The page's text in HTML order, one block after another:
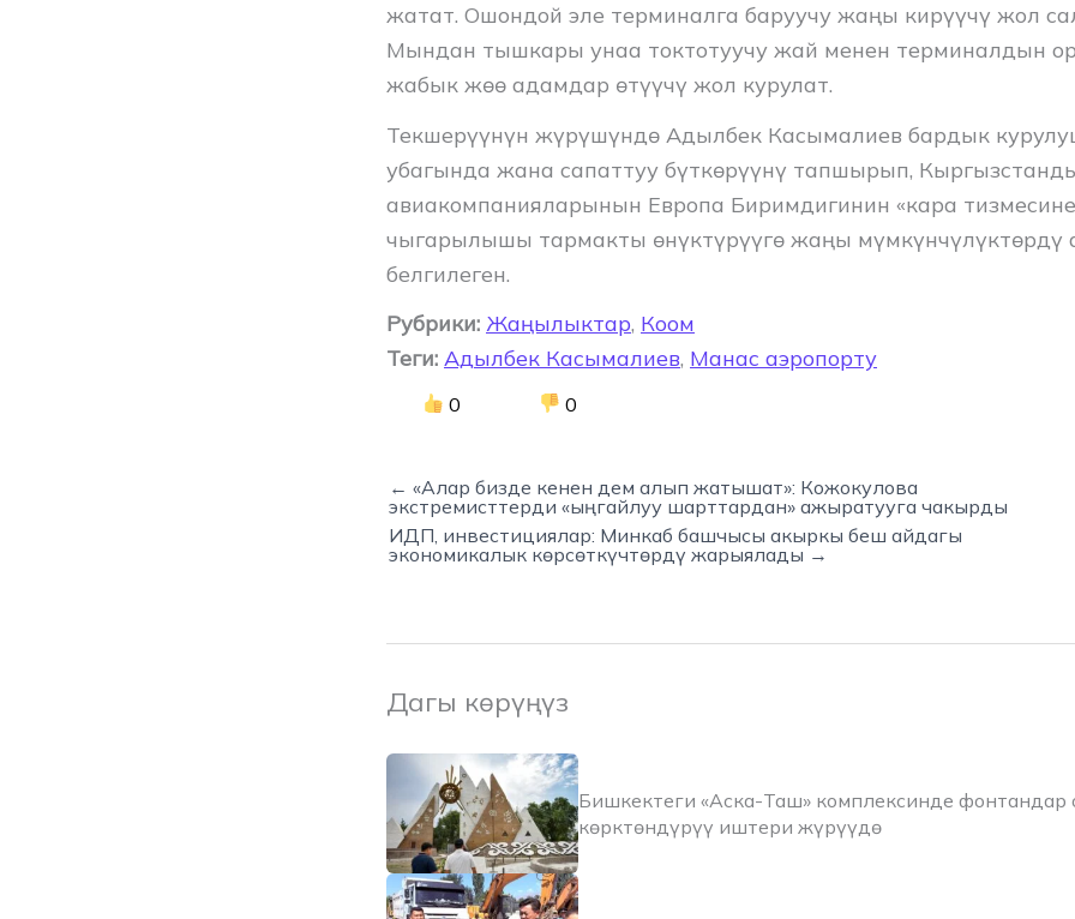
жатат. Ошондой эле терминалга баруучу жаңы кирүүчү жол
Мындан тышкары унаа токтотуучу жай менен терминалдын
жабык жөө адамдар өтүүчү жол курулат.
Текшерүүнүн жүрүшүндө Адылбек Касымалиев бардык
убагында жана сапаттуу бүткөрүүнү тапшырып,
авиакомпанияларынын Европа Биримдигинин «кара
чыгарылышы тармакты өнүктүрүүгө жаңы мүмкүнчүлүктөрдү
белгилеген.
Рубрики: Жаңылыктар, Коом
Теги: Адылбек Касымалиев, Манас аэропорту
0 0
← «Алар бизде кенен дем алып жатышат»: Кожокулова
экстремисттерди «ыңгайлуу шарттардан» ажыратууга чакырды
ИДП, инвестициялар: Минкаб башчысы акыркы беш айдагы
экономикалык көрсөткүчтөрдү жарыялады →
Дагы көрүңүз
Бишкектеги «Аска-Таш» комплексинде фонтандар
көрктөндүрүү иштери жүрүүдө